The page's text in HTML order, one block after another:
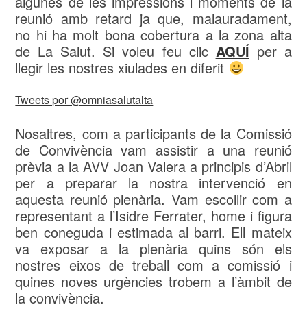
reunió amb retard ja que, malauradament,
no hi ha molt bona cobertura a la zona alta
de La Salut. Si voleu feu clic AQUÍper a
llegir les nostres xiulades en diferit
Tweets por @omniasalutalta
Nosaltres, com a participants de la Comissió
de Convivència vam assistir a una reunió
prèvia a la AVV Joan Valera a principis d’Abril
per a preparar la nostra intervenció en
aquesta reunió plenària. Vam escollir com a
representant a l’Isidre Ferrater, home i figura
ben coneguda i estimada al barri. Ell mateix
va exposar a la plenària quins són els
nostres eixos de treball com a comissió i
quines noves urgències trobem a l’àmbit de
la convivència.